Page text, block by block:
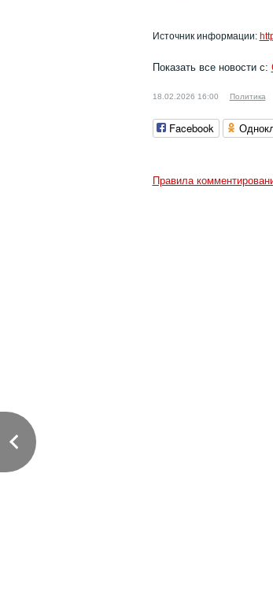
Источник информации:
Показать все новости с:
18.02.2026 16:00 Политика
Facebook
Правила